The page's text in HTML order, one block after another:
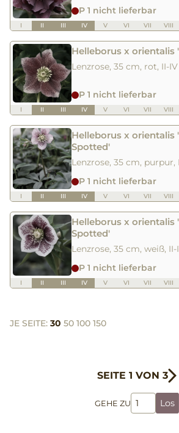
P 1 nicht lieferbar
I II III IV V VI VII VIII
Helleborus x orientalis
Lenzrose, 35 cm, rot, II-IV
P 1 nicht lieferbar
I II III IV V VI VII VIII
Helleborus x orientalis
Spotted'
Lenzrose, 35 cm, purpur,
P 1 nicht lieferbar
I II III IV V VI VII VIII
Helleborus x orientalis
Spotted'
Lenzrose, 35 cm, weiß, II-
P 1 nicht lieferbar
I II III IV V VI VII VIII
JE SEITE: 30 50 100 150
SEITE 1 VON 3
GEHE ZU Los